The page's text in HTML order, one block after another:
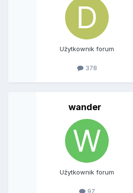
Użytkownik forum
378
wander
Użytkownik forum
97